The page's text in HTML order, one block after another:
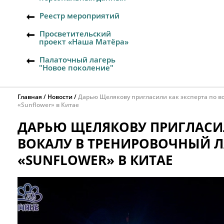
Реестр мероприятий
Просветительский
проект «Наша Матёра»
Палаточный лагерь
"Новое поколение"
Главная Новости
Дарью Щелякову пригласили как эксперта по
«Sunflower» в Китае
ДАРЬЮ ЩЕЛЯКОВУ
ВОКАЛУ В ТРЕНИРОВОЧНЫЙ
«SUNFLOWER» В КИТАЕ